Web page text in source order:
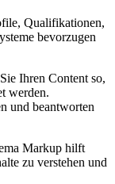
Qualifikationen,
bevorzugen
Ihren Content so,
werden.
und beantworten
Markup hilft
zu verstehen und